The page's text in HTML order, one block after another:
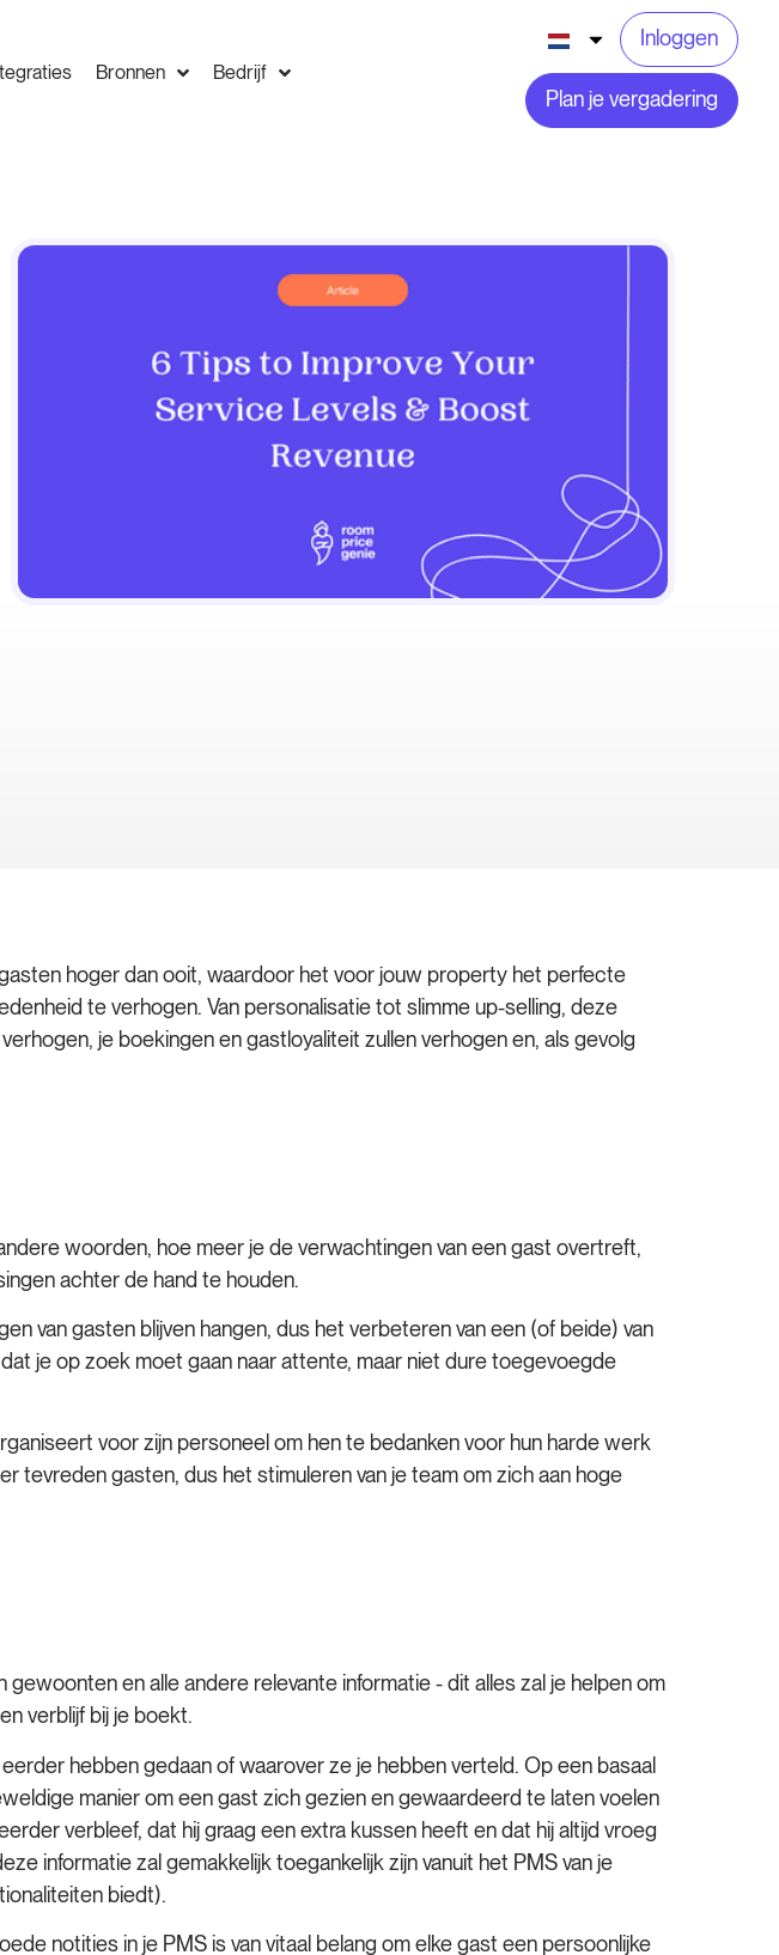
Bronnen Bedrijf
Inloggen
Plan je vergadering
hoger dan ooit, waardoor het voor jouw property het perfecte
te verhogen. Van personalisatie tot slimme up-selling, deze
je boekingen en gastloyaliteit zullen verhogen en, als gevolg
woorden, hoe meer je de verwachtingen van een gast overtreft,
achter de hand te houden.
van gasten blijven hangen, dus het verbeteren van een (of beide) van
je op zoek moet gaan naar attente, maar niet dure toegevoegde
voor zijn personeel om hen te bedanken voor hun harde werk
gasten, dus het stimuleren van je team om zich aan hoge
en alle andere relevante informatie - dit alles zal je helpen om
verblijf bij je boekt.
hebben gedaan of waarover ze je hebben verteld. Op een basaal
manier om een gast zich gezien en gewaardeerd te laten voelen
verbleef, dat hij graag een extra kussen heeft en dat hij altijd vroeg
informatie zal gemakkelijk toegankelijk zijn vanuit het PMS van je
biedt).
notities in je PMS is van vitaal belang om elke gast een persoonlijke